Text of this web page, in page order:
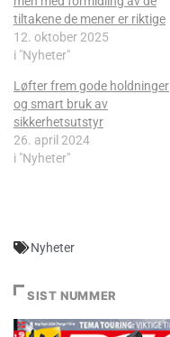
tiltakene de mener er riktige
12. oktober 2025
i "Nyheter"
Løfter frem gode holdninger
og smart bruk av
sikkerhetsutstyr
26. april 2024
i "Nyheter"
Nyheter
SIST NUMMER